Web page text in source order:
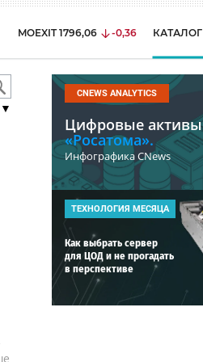
MOEXIT 1796,06 -0,36 КАТАЛОГ
CNEWS ANALYTICS
Цифровые активы
«Росатома».
Инфографика CNews
ТЕХНОЛОГИЯ МЕСЯЦА
Как выбрать сервер
для ЦОД и не прогадать
в перспективе